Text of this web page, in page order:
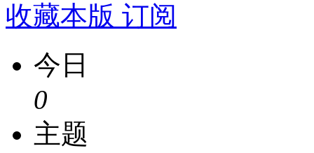
收藏本版 订阅
今日
0
主题